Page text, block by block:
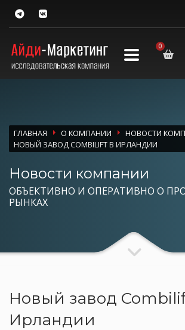
ГЛАВНАЯ О КОМПАНИИ
НОВОСТИ
НОВЫЙ ЗАВОД COMBILIFT В ИРЛАНДИИ
Новости компании
ОБЪЕКТИВНО И ОПЕРАТИВНО О
РЫНКАХ
Новый завод
Ирландии